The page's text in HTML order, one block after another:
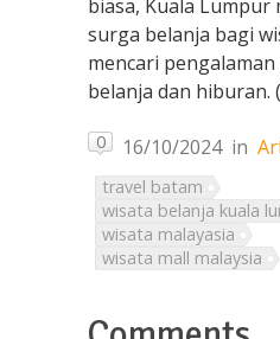
biasa, Kuala Lumpur
surga belanja bagi
mencari
belanja dan hiburan.
0 16/10/2024in
travel batam
wisata belanja kuala
wisata malayasia
wisata mall malaysia